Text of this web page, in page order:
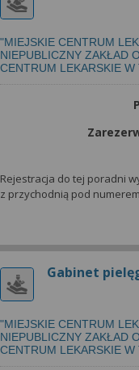
"MIEJSKIE CENTRUM
NIEPUBLICZNY ZAKŁAD
CENTRUM LEKARSKIE W
Rejestracja do tej poradni
z przychodnią pod
Gabinet
"MIEJSKIE CENTRUM
NIEPUBLICZNY ZAKŁAD
CENTRUM LEKARSKIE W